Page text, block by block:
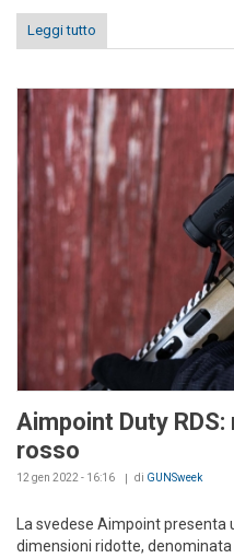
Leggi tutto
Aimpoint Duty
rosso
12 gen 2022 - 16:16 di GUNSweek
La svedese Aimpoint
dimensioni ridotte,